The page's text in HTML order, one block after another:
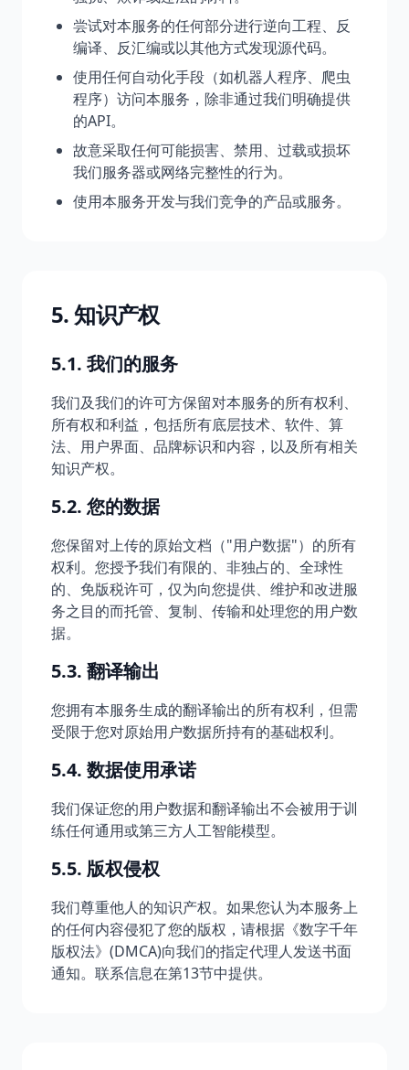
尝试对本服务的任何部分进行逆向工程、反
编译、反汇编或以其他方式发现源代码。
使用任何自动化手段（如机器人程序、爬虫
程序）访问本服务，除非通过我们明确提供
的API。
故意采取任何可能损害、禁用、过载或损坏
我们服务器或网络完整性的行为。
使用本服务开发与我们竞争的产品或服务。
5. 知识产权
5.1. 我们的服务
我们及我们的许可方保留对本服务的所有权利、
所有权和利益，包括所有底层技术、软件、算
法、用户界面、品牌标识和内容，以及所有相关
知识产权。
5.2. 您的数据
您保留对上传的原始文档（"用户数据"）的所有
权利。您授予我们有限的、非独占的、全球性
的、免版税许可，仅为向您提供、维护和改进服
务之目的而托管、复制、传输和处理您的用户数
据。
5.3. 翻译输出
您拥有本服务生成的翻译输出的所有权利，但需
受限于您对原始用户数据所持有的基础权利。
5.4. 数据使用承诺
我们保证您的用户数据和翻译输出不会被用于训
练任何通用或第三方人工智能模型。
5.5. 版权侵权
我们尊重他人的知识产权。如果您认为本服务上
的任何内容侵犯了您的版权，请根据《数字千年
版权法》(DMCA)向我们的指定代理人发送书面
通知。联系信息在第13节中提供。